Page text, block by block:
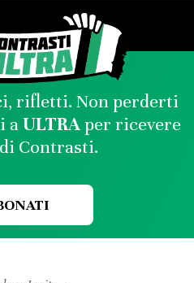
rifletti. Non perderti
aULTRAper ricevere
Contrasti.